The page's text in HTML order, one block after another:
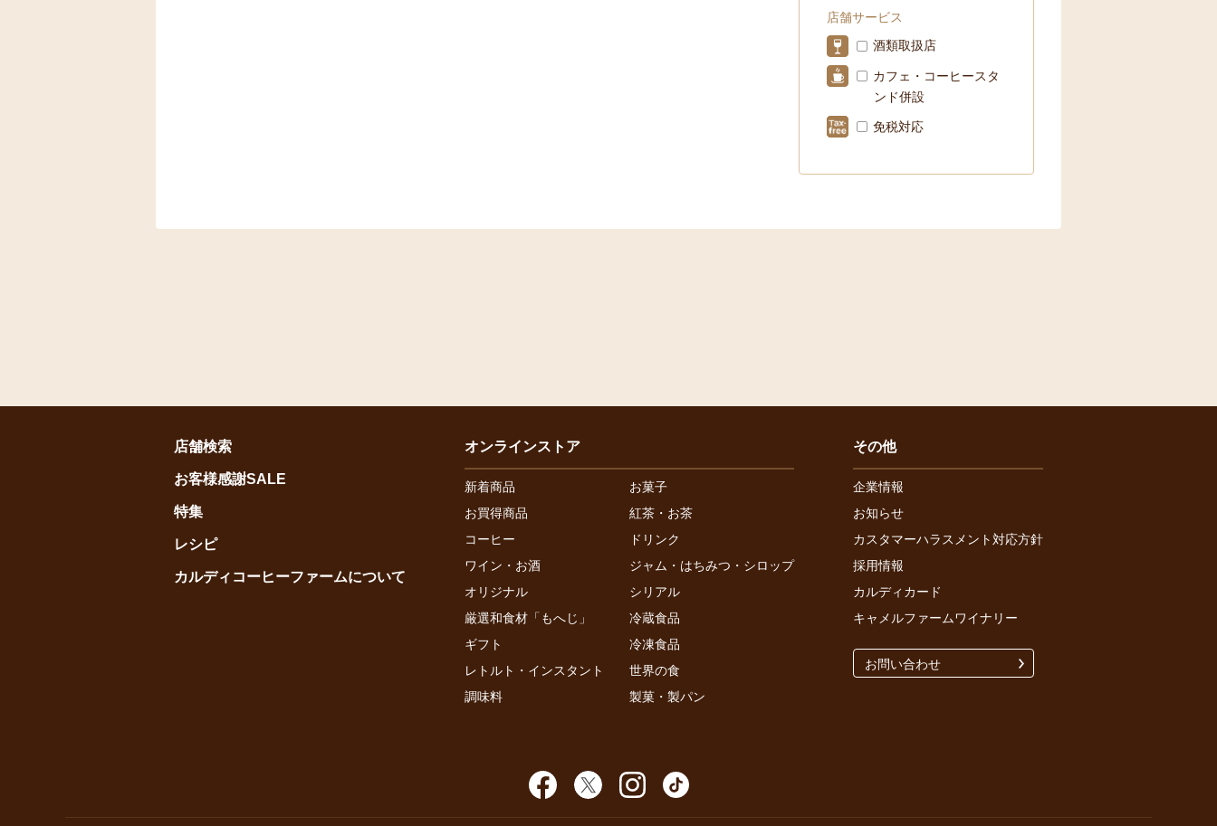
店舗サービス
酒類取扱店
カフェ・コーヒースタ
ンド併設
免税対応
店舗検索
お客様感謝SALE
特集
レシピ
カルディコーヒーファームについて
オンラインストア
新着商品
お菓子
お買得商品
紅茶・お茶
コーヒー
ドリンク
ワイン・お酒
ジャム・はちみつ・シロップ
オリジナル
シリアル
厳選和食材「もへじ」
冷蔵食品
ギフト
冷凍食品
レトルト・インスタント
世界の食
調味料
製菓・製パン
その他
企業情報
お知らせ
カスタマーハラスメント対応方針
採用情報
カルディカード
キャメルファームワイナリー
お問い合わせ